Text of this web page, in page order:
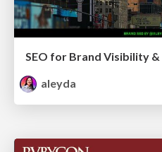
SEO for Brand Visibility
aleyda